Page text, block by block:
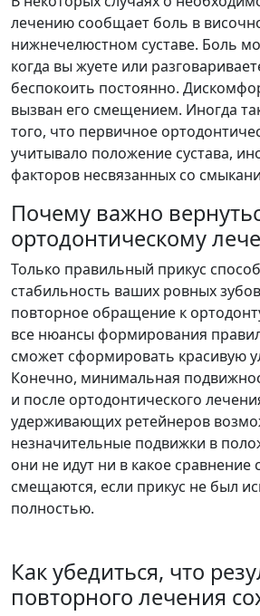
лечению сообщает боль в
нижнечелюстном суставе. Боль
когда вы жуете или
беспокоить постоянно.
вызван его смещением. Иногда
того, что первичное
учитывало положение сустава,
факторов несвязанных со
Почему важно
ортодонтическому
Только правильный прикус
стабильность ваших ровных
повторное обращение к
все нюансы формирования
сможет сформировать красивую
Конечно, минимальная
и после ортодонтического
удерживающих ретейнеров
незначительные подвижки в
они не идут ни в какое сравнение
смещаются, если прикус не был
полностью.
Как убедиться, что
повторного лечения